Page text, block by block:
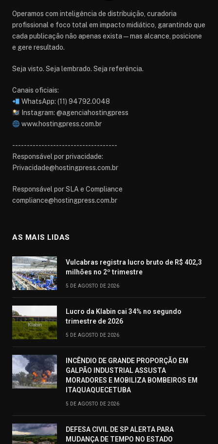
Operamos com inteligência de distribuição, curadoria
profissional e foco total em impacto midiático, garantindo que
cada publicação não apenas exista — mas alcance, posicione
e gere resultado.
Seja visto. Seja lembrado. Seja referência.
Canais oficiais:
WhatsApp: (11) 94792.0048
Instagram: @agenciahostingpress
www.hostingpress.com.br⁠
------------------------------------
Responsável por privacidade:
Privacidade@hostingpress.com.br
Responsável por SLA e Compliance
compliance@hostingpress.com.br
AS MAIS LIDAS
Vulcabras registra lucro bruto de R$ 402,3
milhões no 2º trimestre
5 DE AGOSTO DE 2026
Lucro da Klabin cai 34% no segundo
trimestre de 2026
5 DE AGOSTO DE 2026
INCÊNDIO DE GRANDE PROPORÇÃO EM
GALPÃO INDUSTRIAL ASSUSTA
MORADORES E MOBILIZA BOMBEIROS EM
ITAQUAQUECETUBA
5 DE AGOSTO DE 2026
DEFESA CIVIL DE SP ALERTA PARA
MUDANÇA DE TEMPO NO ESTADO